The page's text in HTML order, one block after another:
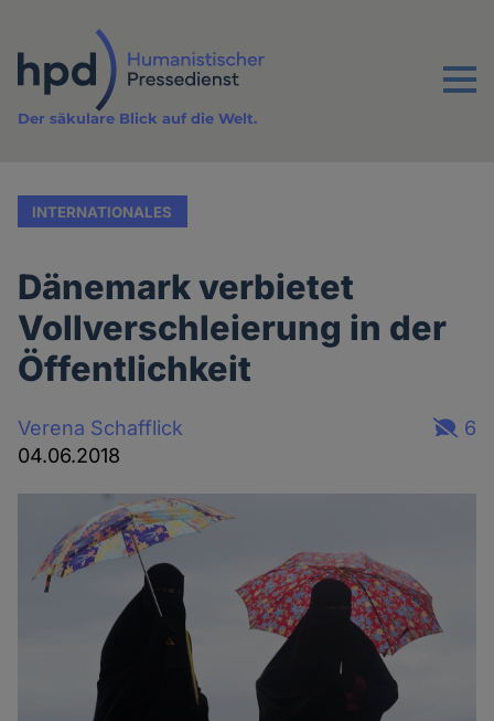
Inhalt
Menu
Der säkulare Blick auf die Welt.
INTERNATIONALES
Dänemark verbietet
Vollverschleierung in der
Öffentlichkeit
Verena Schafflick
04.06.2018
6